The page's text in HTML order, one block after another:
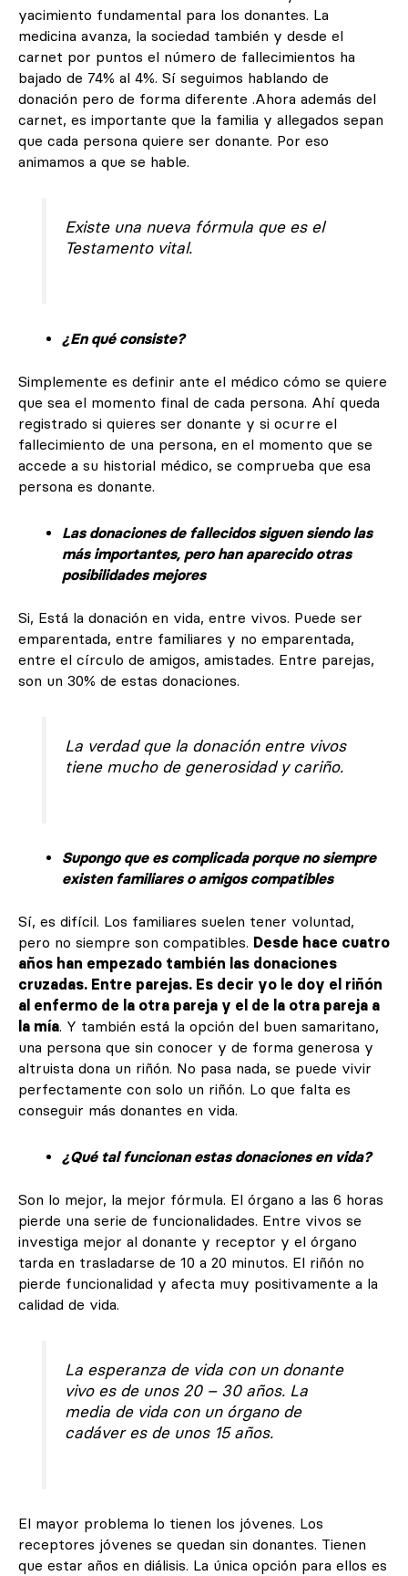
yacimiento fundamental para los donantes. La
medicina avanza, la sociedad también y desde el
carnet por puntos el número de fallecimientos ha
bajado de 74% al 4%. Sí seguimos hablando de
donación pero de forma diferente .Ahora además del
carnet, es importante que la familia y allegados sepan
que cada persona quiere ser donante. Por eso
animamos a que se hable.
Existe una nueva fórmula que es el
Testamento vital.
¿En qué consiste?
Simplemente es definir ante el médico cómo se quiere
que sea el momento final de cada persona. Ahí queda
registrado si quieres ser donante y si ocurre el
fallecimiento de una persona, en el momento que se
accede a su historial médico, se comprueba que esa
persona es donante.
Las donaciones de fallecidos siguen siendo las
más importantes, pero han aparecido otras
posibilidades mejores
Si, Está la donación en vida, entre vivos. Puede ser
emparentada, entre familiares y no emparentada,
entre el círculo de amigos, amistades. Entre parejas,
son un 30% de estas donaciones.
La verdad que la donación entre vivos
tiene mucho de generosidad y cariño.
Supongo que es complicada porque no siempre
existen familiares o amigos compatibles
Sí, es difícil. Los familiares suelen tener voluntad,
pero no siempre son compatibles. Desde hace cuatro
años han empezado también las donaciones
cruzadas. Entre parejas. Es decir yo le doy el riñón
al enfermo de la otra pareja y el de la otra pareja a
la mía. Y también está la opción del buen samaritano,
una persona que sin conocer y de forma generosa y
altruista dona un riñón. No pasa nada, se puede vivir
perfectamente con solo un riñón. Lo que falta es
conseguir más donantes en vida.
¿Qué tal funcionan estas donaciones en vida?
Son lo mejor, la mejor fórmula. El órgano a las 6 horas
pierde una serie de funcionalidades. Entre vivos se
investiga mejor al donante y receptor y el órgano
tarda en trasladarse de 10 a 20 minutos. El riñón no
pierde funcionalidad y afecta muy positivamente a la
calidad de vida.
La esperanza de vida con un donante
vivo es de unos 20 – 30 años. La
media de vida con un órgano de
cadáver es de unos 15 años.
El mayor problema lo tienen los jóvenes. Los
receptores jóvenes se quedan sin donantes. Tienen
que estar años en diálisis. La única opción para ellos es